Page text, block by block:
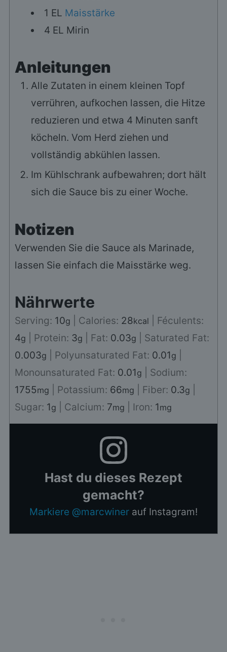
1 EL Maisstärke
4 EL Mirin
Anleitungen
Alle Zutaten in einem kleinen Topf
verrühren, aufkochen lassen, die Hitze
reduzieren und etwa 4 Minuten sanft
köcheln. Vom Herd ziehen und
vollständig abkühlen lassen.
Im Kühlschrank aufbewahren; dort hält
sich die Sauce bis zu einer Woche.
Notizen
Verwenden Sie die Sauce als Marinade,
lassen Sie einfach die Maisstärke weg.
Nährwerte
Serving: 10g Calories: 28kcal
Féculents:
4g Protein: 3g Fat: 0.03g
Saturated Fat:
0.003g Polyunsaturated Fat: 0.01g
Monounsaturated Fat: 0.01g
Sodium:
1755mg Potassium: 66mg Fiber: 0.3g
Sugar: 1g Calcium: 7mg Iron: 1mg
Hast du dieses Rezept
gemacht?
Markiere @marcwiner auf Instagram!